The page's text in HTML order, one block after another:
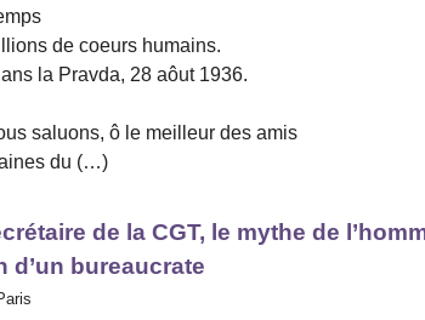
de coeurs humains.
la Pravda, 28 aôut 1936.
saluons, ô le meilleur des amis
du (…)
de la CGT, le mythe de
d’un bureaucrate